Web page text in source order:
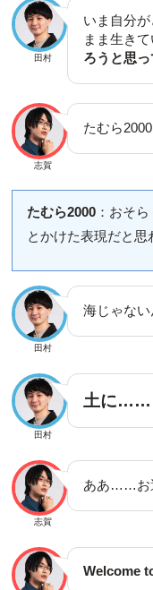
田村
いま自分
まま生き
ろうと思
志賀
たむら
たむら2000：おそら
とかけた表現だと思
田村
海じゃない
田村
土に……
志賀
ああ……
Welcome